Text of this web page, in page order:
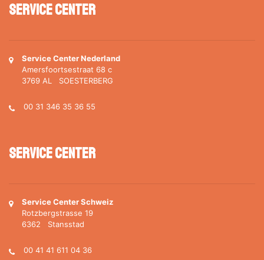
Service Center
Service Center Nederland
Amersfoortsestraat 68 c
3769 AL SOESTERBERG
00 31 346 35 36 55
Service Center
Service Center Schweiz
Rotzbergstrasse 19
6362 Stansstad
00 41 41 611 04 36